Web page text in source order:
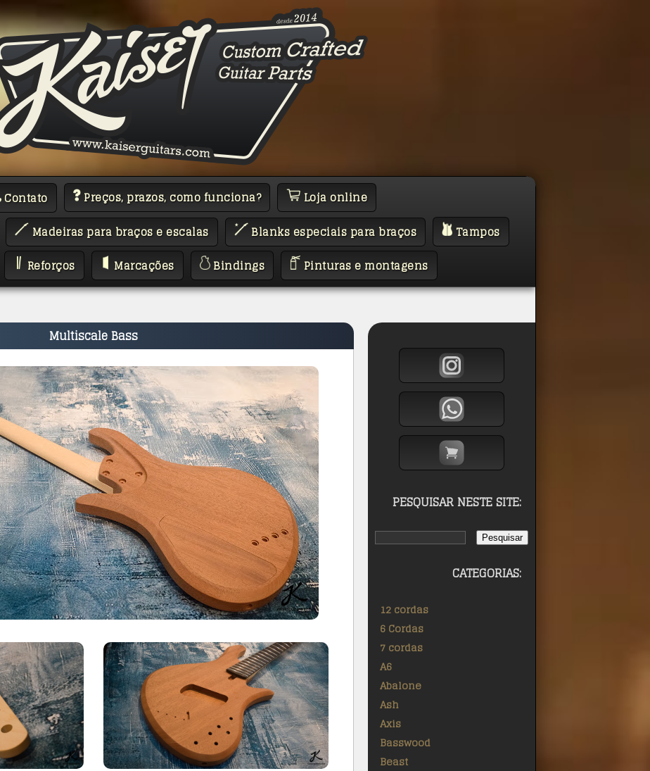
Contato Preços, prazos, como funciona?
Loja online
Madeiras para braços e escalas Blanks especiais para braços
Tampos
Reforços Marcações Bindings Pinturas e montagens
Multiscale Bass
PESQUISAR NESTE SITE:
CATEGORIAS:
12 cordas
6 Cordas
7 cordas
A6
Abalone
Ash
Axis
Basswood
Beast